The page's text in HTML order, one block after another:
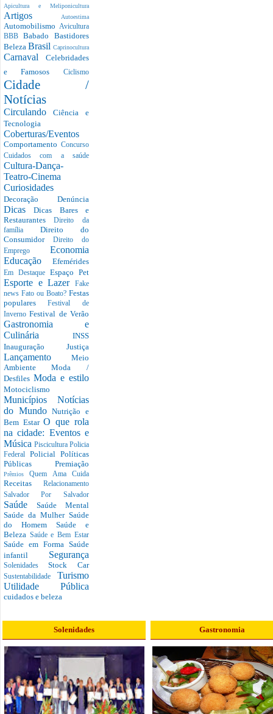
Apicultura e Meliponicultura
Artigos Autoestima
Automobilismo Avicultura
BBBBabado Bastidores
Beleza Brasil Caprinocultura
Carnaval Celebridades
e Famosos Ciclismo
Cidade /
Notícias
CirculandoCiência e
Tecnologia
Coberturas/Eventos
Comportamento Concurso
Cuidados com a saúde
Cultura-Dança-
Teatro-Cinema
Curiosidades
Decoração Denúncia
DicasDicas Bares e
RestaurantesDireito da
família Direito do
Consumidor Direito do
Emprego Economia
Educação Efemérides
Em Destaque Espaço Pet
Esporte e Lazer
Fake
news Fato ou Boato? Festas
popularesFestival de
InvernoFestival de Verão
Gastronomia e
Culinária INSS
Inauguração Justiça
Lançamento Meio
AmbienteModa /
Desfiles Moda e estilo
Motociclismo
Municípios Notícias
do MundoNutrição e
Bem EstarO que rola
na cidade: Eventos e
Música Piscicultura Policia
Federal Policial Políticas
Públicas Premiação
PrêmiosQuem Ama Cuida
Receitas Relacionamento
Salvador Por Salvador
Saúde Saúde Mental
Saúde da Mulher Saúde
do Homem Saúde e
Beleza Saúde e Bem Estar
Saúde em Forma Saúde
infantil Segurança
SolenidadesStock Car
Sustentabilidade Turismo
Utilidade Pública
cuidados e beleza
Solenidades Gastronomia